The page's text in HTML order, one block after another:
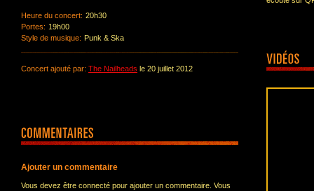
Heure du concert: 20h30
Portes: 19h00
Style de musique: Punk & Ska
Concert ajouté par: The Nailheads le 20 juillet 2012
Ajouter un commentaire
Vous devez être connecté pour ajouter un commentaire. Vous